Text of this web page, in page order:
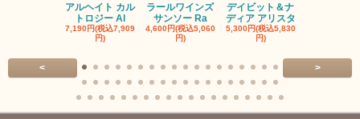
アルヘイト カル
トロジー Al
7,190円(税込7,909
円)
ラールワインズ
サンソー Ra
4,600円(税込5,060
円)
デイビット＆ナ
ディア アリスタ
5,300円(税込5,830
円)
< >